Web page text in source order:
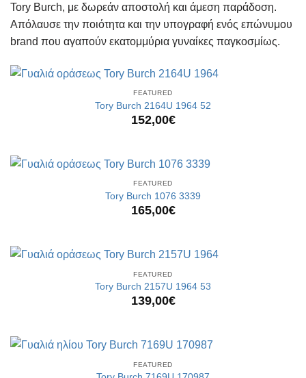
Tory Burch, με δωρεάν αποστολή και άμεση παράδοση.
Απόλαυσε την ποιότητα και την υπογραφή ενός επώνυμου
brand που αγαπούν εκατομμύρια γυναίκες παγκοσμίως.
FEATURED
Tory Burch 2164U 1964 52
152,00€
FEATURED
Tory Burch 1076 3339
165,00€
FEATURED
Tory Burch 2157U 1964 53
139,00€
FEATURED